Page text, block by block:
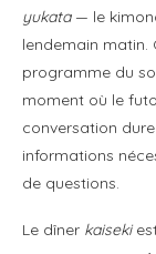
yukata— le
lendemain matin.
programme du
moment où le
conversation
informations
de questions.
Le dîner kaiseki